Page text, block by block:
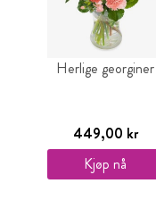
Herlige georginer
449,00 kr
Kjøp nå